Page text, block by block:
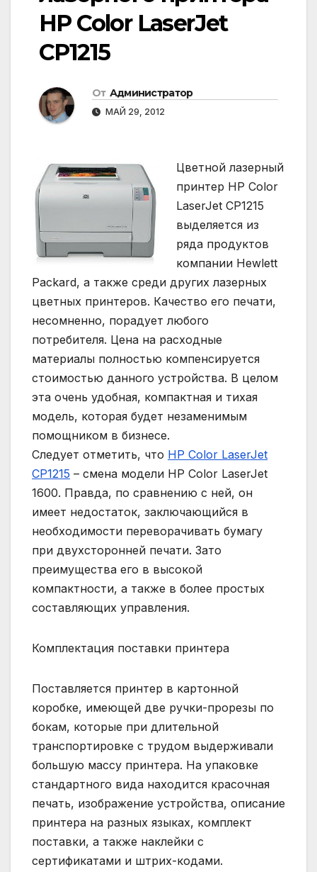
HP Color LaserJet
CP1215
От Администратор
МАЙ 29, 2012
Цветной лазерный
принтер HP Color
LaserJet CP1215
выделяется из
ряда продуктов
компании Hewlett
Packard, а также среди других лазерных
цветных принтеров. Качество его печати,
несомненно, порадует любого
потребителя. Цена на расходные
материалы полностью компенсируется
стоимостью данного устройства. В целом
эта очень удобная, компактная и тихая
модель, которая будет незаменимым
помощником в бизнесе.
Следует отметить, что HP Color LaserJet
CP1215 – смена модели HP Color LaserJet
1600. Правда, по сравнению с ней, он
имеет недостаток, заключающийся в
необходимости переворачивать бумагу
при двухсторонней печати. Зато
преимущества его в высокой
компактности, а также в более простых
составляющих управления.
Комплектация поставки принтера
Поставляется принтер в картонной
коробке, имеющей две ручки-прорезы по
бокам, которые при длительной
транспортировке с трудом выдерживали
большую массу принтера. На упаковке
стандартного вида находится красочная
печать, изображение устройства, описание
принтера на разных языках, комплект
поставки, а также наклейки с
сертификатами и штрих-кодами.